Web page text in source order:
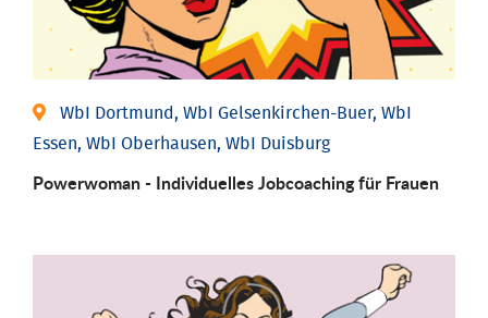
WbI Dortmund, WbI Gelsenkirchen-Buer, WbI
Essen, WbI Oberhausen, WbI Duisburg
Powerwoman - Individu­elles Job­coaching für Frauen